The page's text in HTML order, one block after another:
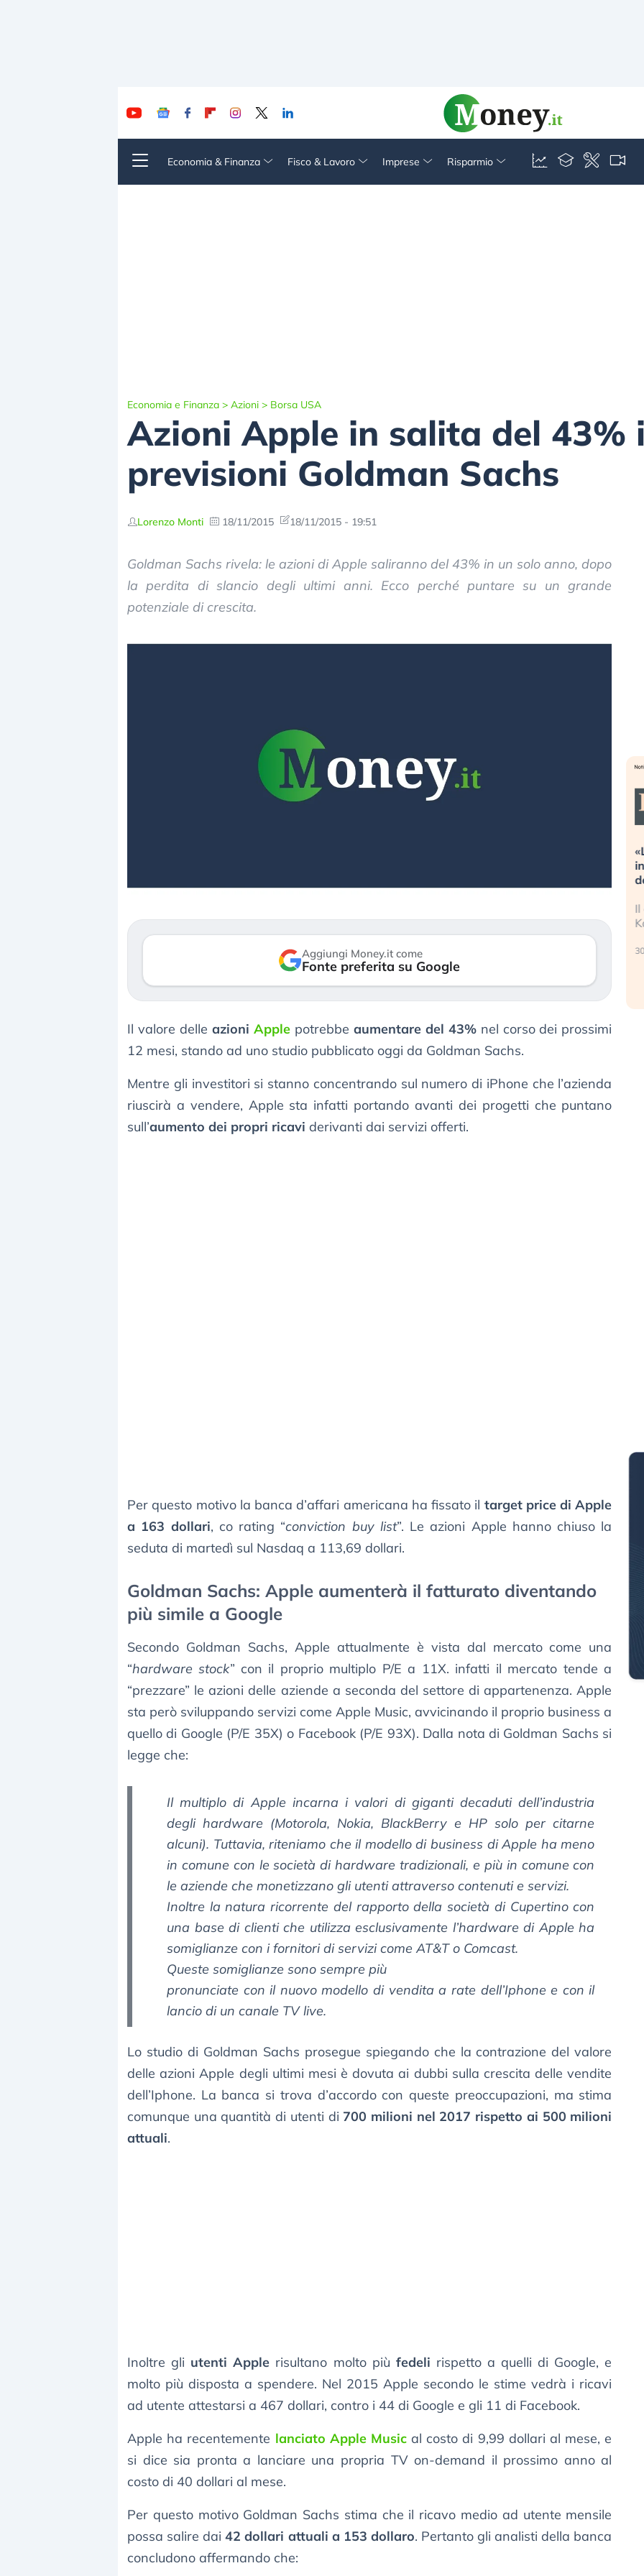
Economia & Finanza Fisco & Lavoro Imprese Risparmio
Economia e Finanza > Azioni > Borsa USA
Azioni Apple in salita del 43%
previsioni Goldman Sachs
Lorenzo Monti 18/11/2015 18/11/2015 - 19:51
Goldman Sachs rivela: le azioni di Apple saliranno del 43% in un solo anno, dopo
la perdita di slancio degli ultimi anni. Ecco perché puntare su un grande
potenziale di crescita.
Aggiungi Money.it come
Fonte preferita su Google
Il valore delle azioni Apple potrebbe aumentare del 43%nel corso dei prossimi
12 mesi, stando ad uno studio pubblicato oggi da Goldman Sachs.
Mentre gli investitori si stanno concentrando sul numero di iPhone che l’azienda
riuscirà a vendere, Apple sta infatti portando avanti dei progetti che puntano
sull’aumento dei propri ricavi derivanti dai servizi offerti.
Per questo motivo la banca d’affari americana ha fissato il target price di Apple
a 163 dollari, co rating “conviction buy list”. Le azioni Apple hanno chiuso la
seduta di martedì sul Nasdaq a 113,69 dollari.
Goldman Sachs: Apple aumenterà il fatturato diventando
più simile a Google
Secondo Goldman Sachs, Apple attualmente è vista dal mercato come una
“hardware stock” con il proprio multiplo P/E a 11X. infatti il mercato tende a
“prezzare” le azioni delle aziende a seconda del settore di appartenenza. Apple
sta però sviluppando servizi come Apple Music, avvicinando il proprio business a
quello di Google (P/E 35X) o Facebook (P/E 93X). Dalla nota di Goldman Sachs si
legge che:
Il multiplo di Apple incarna i valori di giganti decaduti dell’industria
degli hardware (Motorola, Nokia, BlackBerry e HP solo per citarne
alcuni). Tuttavia, riteniamo che il modello di business di Apple ha meno
in comune con le società di hardware tradizionali, e più in comune con
le aziende che monetizzano gli utenti attraverso contenuti e servizi.
Inoltre la natura ricorrente del rapporto della società di Cupertino con
una base di clienti che utilizza esclusivamente l’hardware di Apple ha
somiglianze con i fornitori di servizi come AT&T o Comcast.
Queste somiglianze sono sempre più
pronunciate con il nuovo modello di vendita a rate dell’Iphone e con il
lancio di un canale TV live.
Lo studio di Goldman Sachs prosegue spiegando che la contrazione del valore
delle azioni Apple degli ultimi mesi è dovuta ai dubbi sulla crescita delle vendite
dell’Iphone. La banca si trova d’accordo con queste preoccupazioni, ma stima
comunque una quantità di utenti di 700 milioni nel 2017 rispetto ai 500 milioni
attuali.
Inoltre gli utenti Apple risultano molto più fedeli rispetto a quelli di Google, e
molto più disposta a spendere. Nel 2015 Apple secondo le stime vedrà i ricavi
ad utente attestarsi a 467 dollari, contro i 44 di Google e gli 11 di Facebook.
Apple ha recentemente lanciato Apple Musical costo di 9,99 dollari al mese, e
si dice sia pronta a lanciare una propria TV on-demand il prossimo anno al
costo di 40 dollari al mese.
Per questo motivo Goldman Sachs stima che il ricavo medio ad utente mensile
possa salire dai42 dollari attuali a 153 dollaro. Pertanto gli analisti della banca
concludono affermando che:
mostrando segni di stanchezza
verso le (…)
Kospi, mentre gli investitori retail (…)
30 luglio 2026